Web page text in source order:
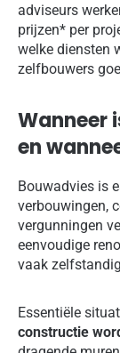
adviseurs
prijzen* per
welke diensten
zelfbouwers
Wanneer
en
Bouwadvies is
verbouwingen,
vergunningen
eenvoudige
vaak
Essentiële
constructie